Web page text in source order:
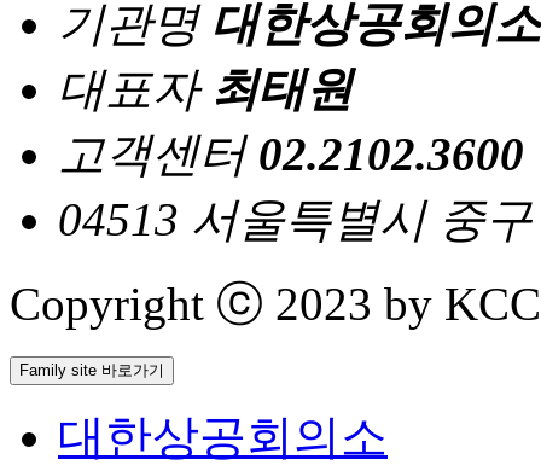
기관명 대한상공회의소
대표자 최태원
고객센터 02.2102.3600
04513 서울특별시 중
Copyright ⓒ 2023 by
Family site 바로가기
대한상공회의소